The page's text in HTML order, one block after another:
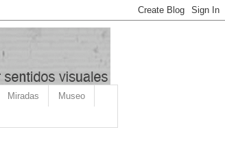
Miradas Museo